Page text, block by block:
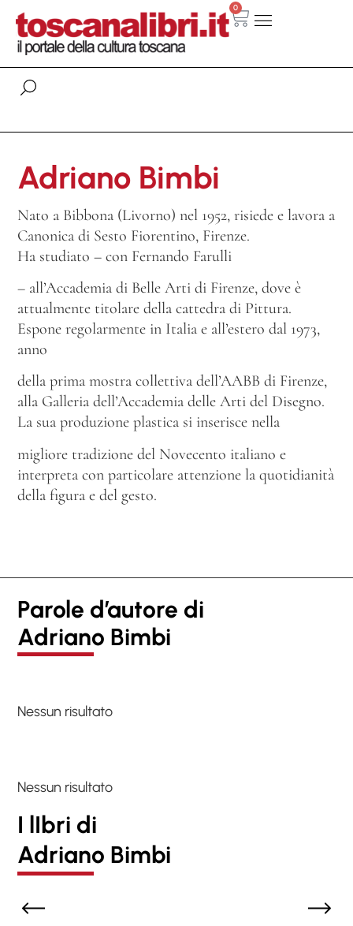
0
Adriano Bimbi
Nato a Bibbona (Livorno) nel 1952, risiede e lavora a
Canonica di Sesto Fiorentino, Firenze.
Ha studiato – con Fernando Farulli
– all’Accademia di Belle Arti di Firenze, dove è
attualmente titolare della cattedra di Pittura.
Espone regolarmente in Italia e all’estero dal 1973,
anno
della prima mostra collettiva dell’AABB di Firenze,
alla Galleria dell’Accademia delle Arti del Disegno.
La sua produzione plastica si inserisce nella
migliore tradizione del Novecento italiano e
interpreta con particolare attenzione la quotidianità
della figura e del gesto.
Parole d’autore di
Adriano Bimbi
Nessun risultato
Nessun risultato
I lIbri di
Adriano Bimbi